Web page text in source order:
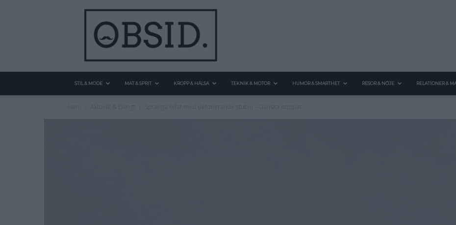
STIL & MODE MAT & SPRIT KROPP & HÄLSA TEKNIK & MOTOR HUMOR & SMARTHET RESOR & NÖJE RELATIONER &